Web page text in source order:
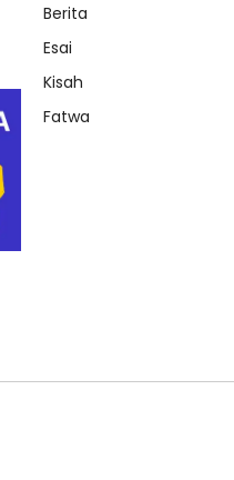
Berita
Esai
Kisah
Fatwa